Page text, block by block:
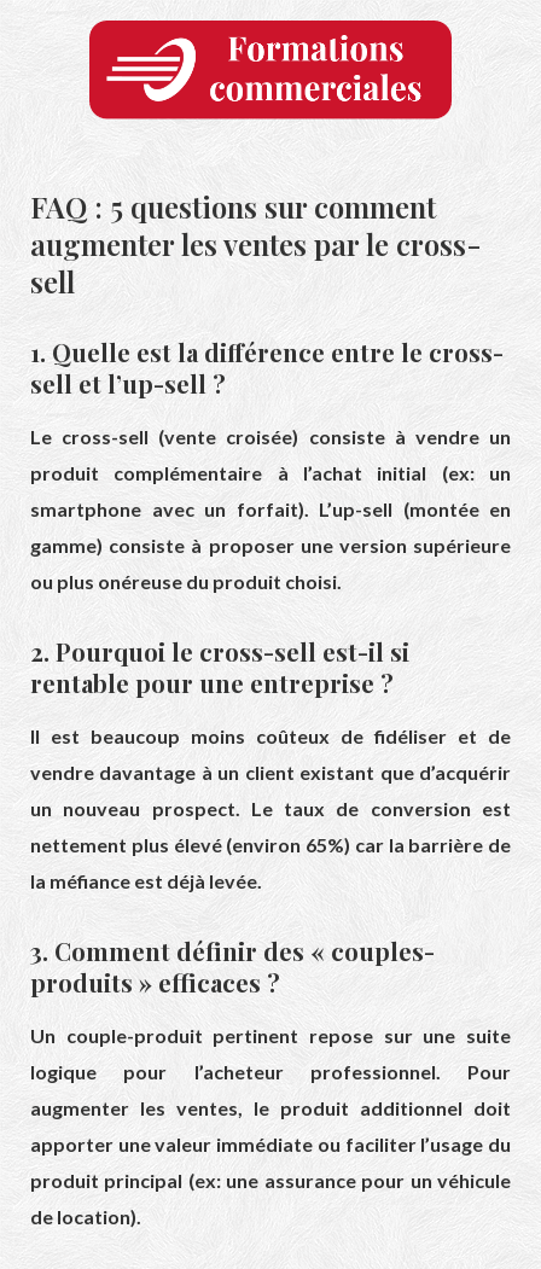
FAQ : 5 questions sur comment
augmenter les ventes par le cross-
sell
1. Quelle est la différence entre le cross-
sell et l’up-sell ?
Le cross-sell (vente croisée) consiste à vendre un
produit complémentaire à l’achat initial (ex: un
smartphone avec un forfait). L’up-sell (montée en
gamme) consiste à proposer une version supérieure
ou plus onéreuse du produit choisi.
2. Pourquoi le cross-sell est-il si
rentable pour une entreprise ?
Il est beaucoup moins coûteux de fidéliser et de
vendre davantage à un client existant que d’acquérir
un nouveau prospect. Le taux de conversion est
nettement plus élevé (environ 65%) car la barrière de
la méfiance est déjà levée.
3. Comment définir des « couples-
produits » efficaces ?
Un couple-produit pertinent repose sur une suite
logique pour l’acheteur professionnel. Pour
augmenter les ventes, le produit additionnel doit
apporter une valeur immédiate ou faciliter l’usage du
produit principal (ex: une assurance pour un véhicule
de location).